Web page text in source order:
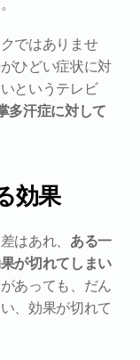
ではありませ
ひどい症状に対
というテレビ
多汗症に対して
効果
はあれ、 ある一
が切れてしまい
あっても、だん
、効果が切れて